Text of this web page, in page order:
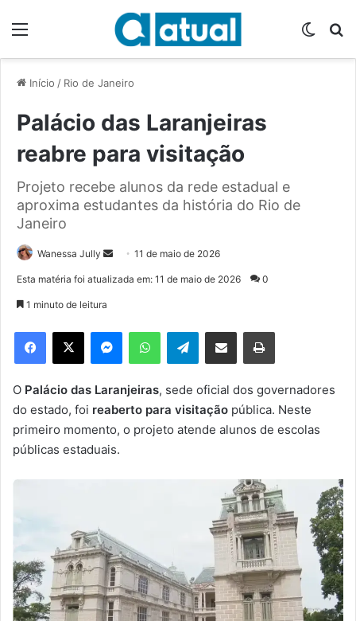
Início / Rio de Janeiro
Palácio das Laranjeiras
reabre para visitação
Projeto recebe alunos da rede estadual e
aproxima estudantes da história do Rio de
Janeiro
Wanessa Jully
e
m
e
-
m
a
11 de maio de 2026
Esta matéria foi atualizada em: 11 de maio de 2026 0
1 minuto de leitura
Telegram
O Palácio das Laranjeiras, sede oficial dos governadores
do estado, foi reaberto para visitação pública. Neste
primeiro momento, o projeto atende alunos de escolas
públicas estaduais.